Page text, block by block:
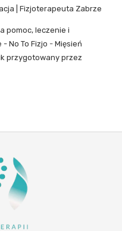
| Fizjoterapeuta Zabrze
pomoc, leczenie i
No To Fizjo -Mięsień
przygotowany przez